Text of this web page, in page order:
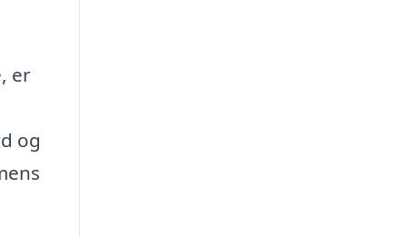
er
og